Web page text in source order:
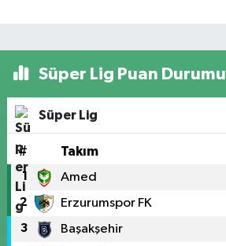
Süper Lig Puan Durumu
Süper Lig
# Takım
1 Amed
2 Erzurumspor FK
3 Başakşehir